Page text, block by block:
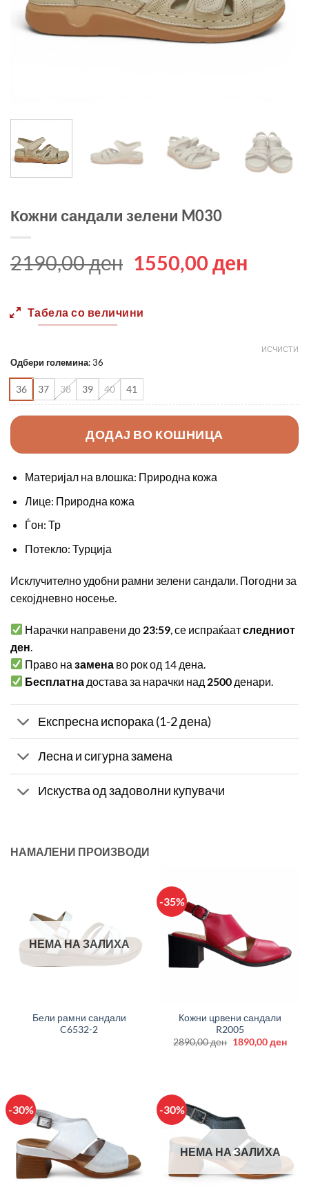
Кожни сандали зелени M030
2190,00ден Original
2190,00 ден.
1550,00 ден
Табела со величини
Одбери големина:36
36 37 38 39 40 41
ИСЧИСТИ
ДОДАЈ ВО КОШНИЦА
Материјал на влошка: Природна кожа
Лице: Природна кожа
Ѓон: Тр
Потекло: Турција
Исклучително удобни рамни зелени сандали. Погодни за
секојдневно носење.
Нарачки направени до 23:59 , се испраќаатследниот
ден
Право назамена во рок од 14 дена.
Бесплатна достава за нарачки над 2500 денари.
Експресна испорака (1-2 дена)
Лесна и сигурна замена
Искуства од задоволни купувачи
НАМАЛЕНИ ПРОИЗВОДИ
НЕМА НА ЗАЛИХА
Бели рамни сандали
C6532-2
-35%
Кожни црвени сандали
R2005
2890,00ден Original
1890,00ден
-30% -30%
НЕМА НА ЗАЛИХА